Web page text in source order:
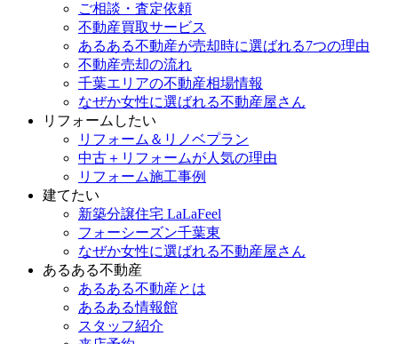
ご相談・査定依頼
不動産買取サービス
あるある不動産が売却時に選ばれる7つの理由
不動産売却の流れ
千葉エリアの不動産相場情報
なぜか女性に選ばれる不動産屋さん
リフォームしたい
リフォーム＆リノベプラン
中古＋リフォームが人気の理由
リフォーム施工事例
建てたい
新築分譲住宅 LaLaFeel
フォーシーズン千葉東
なぜか女性に選ばれる不動産屋さん
あるある不動産
あるある不動産とは
あるある情報館
スタッフ紹介